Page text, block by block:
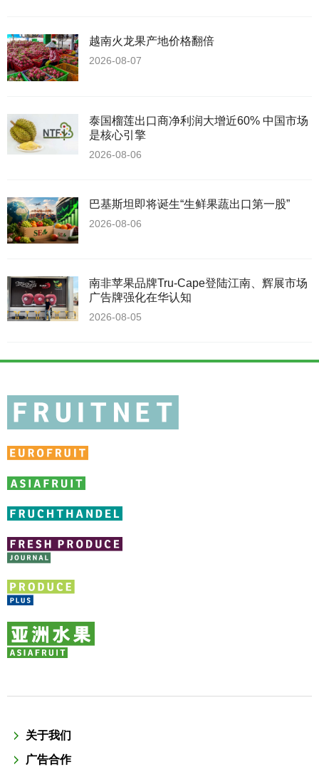
越南火龙果产地价格翻倍
2026-08-07
泰国榴莲出口商净利润大增近60% 中国市场
是核心引擎
2026-08-06
巴基斯坦即将诞生“生鲜果蔬出口第一股”
2026-08-06
南非苹果品牌Tru-Cape登陆江南、辉展市场
广告牌强化在华认知
2026-08-05
关于我们
广告合作